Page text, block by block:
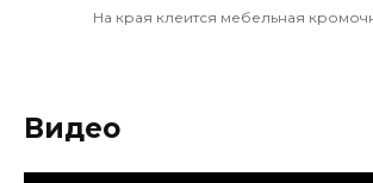
На края клеится мебельная
Видео